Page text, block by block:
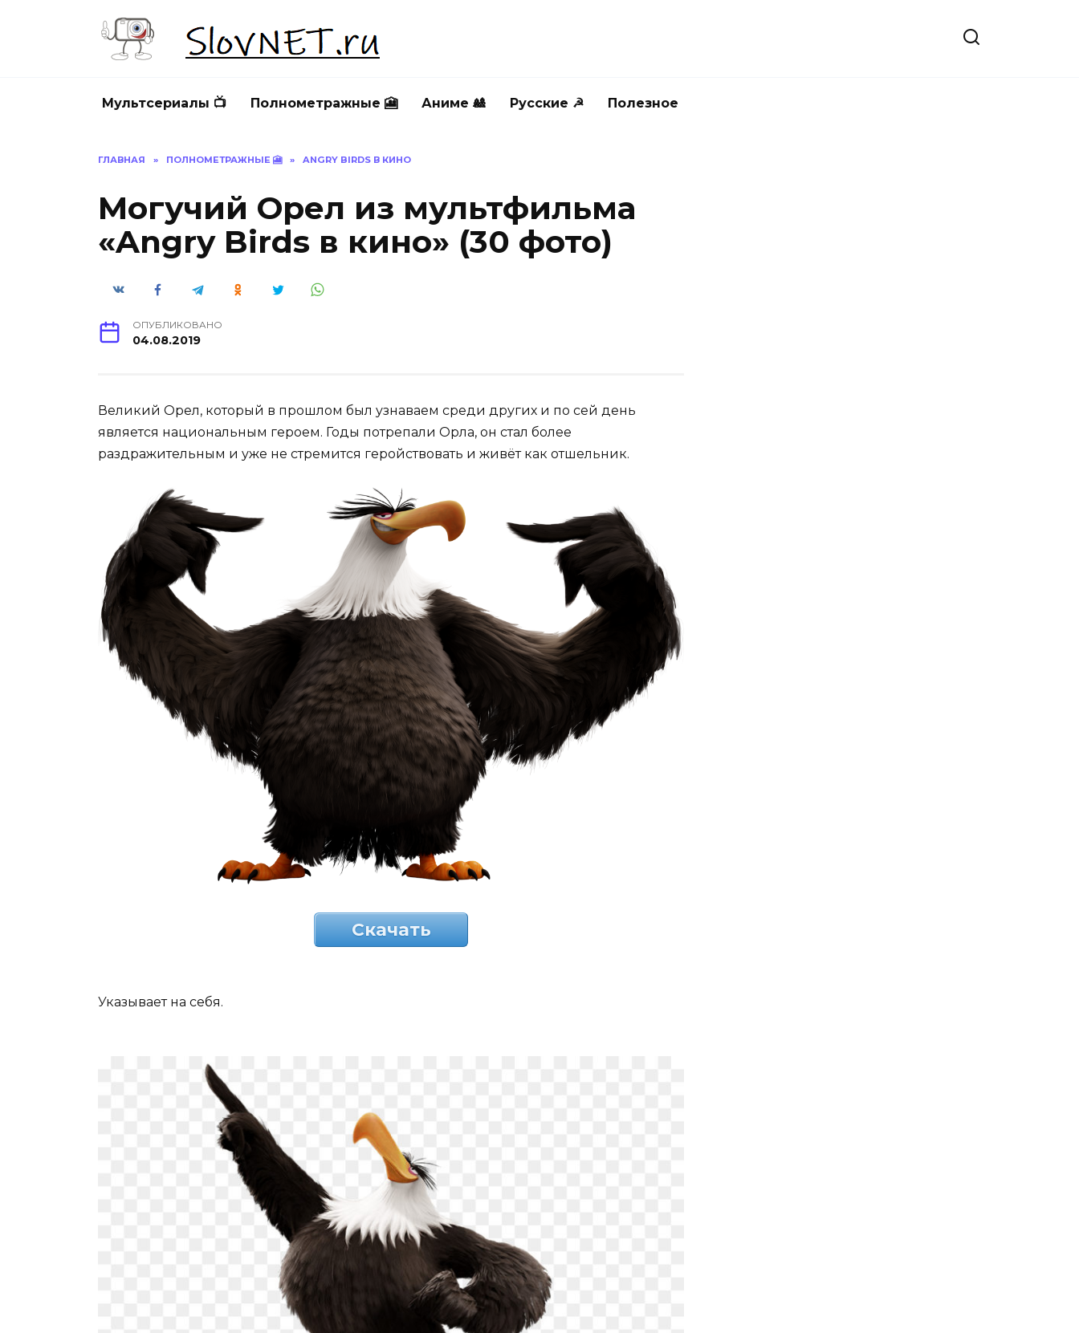
Мультсериалы 📺 Полнометражные 🎦 Аниме 🎎 Русские ☭ Полезное
ГЛАВНАЯ » ПОЛНОМЕТРАЖНЫЕ 🎦 » ANGRY BIRDS В КИНО
Могучий Орел из мультфильма
«Angry Birds в кино» (30 фото)
ОПУБЛИКОВАНО
04.08.2019
Великий Орел, который в прошлом был узнаваем среди других и по сей день
является национальным героем. Годы потрепали Орла, он стал более
раздражительным и уже не стремится геройствовать и живёт как отшельник.
Скачать
Указывает на себя.